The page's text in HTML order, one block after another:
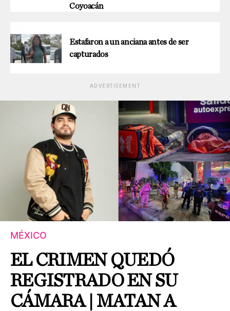
Coyoacán
Estafaron a un anciana antes de ser
capturados
ADVERTISEMENT
MÉXICO
EL CRIMEN QUEDÓ
REGISTRADO EN SU
CÁMARA | MATAN A